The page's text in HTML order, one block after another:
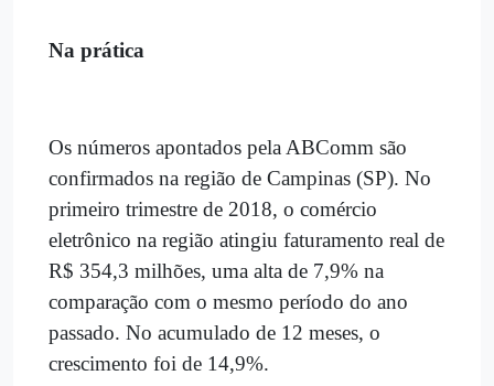
Na prática
Os números apontados pela ABComm são
confirmados na região de Campinas (SP). No
primeiro trimestre de 2018, o comércio
eletrônico na região atingiu faturamento real de
R$ 354,3 milhões, uma alta de 7,9% na
comparação com o mesmo período do ano
passado. No acumulado de 12 meses, o
crescimento foi de 14,9%.